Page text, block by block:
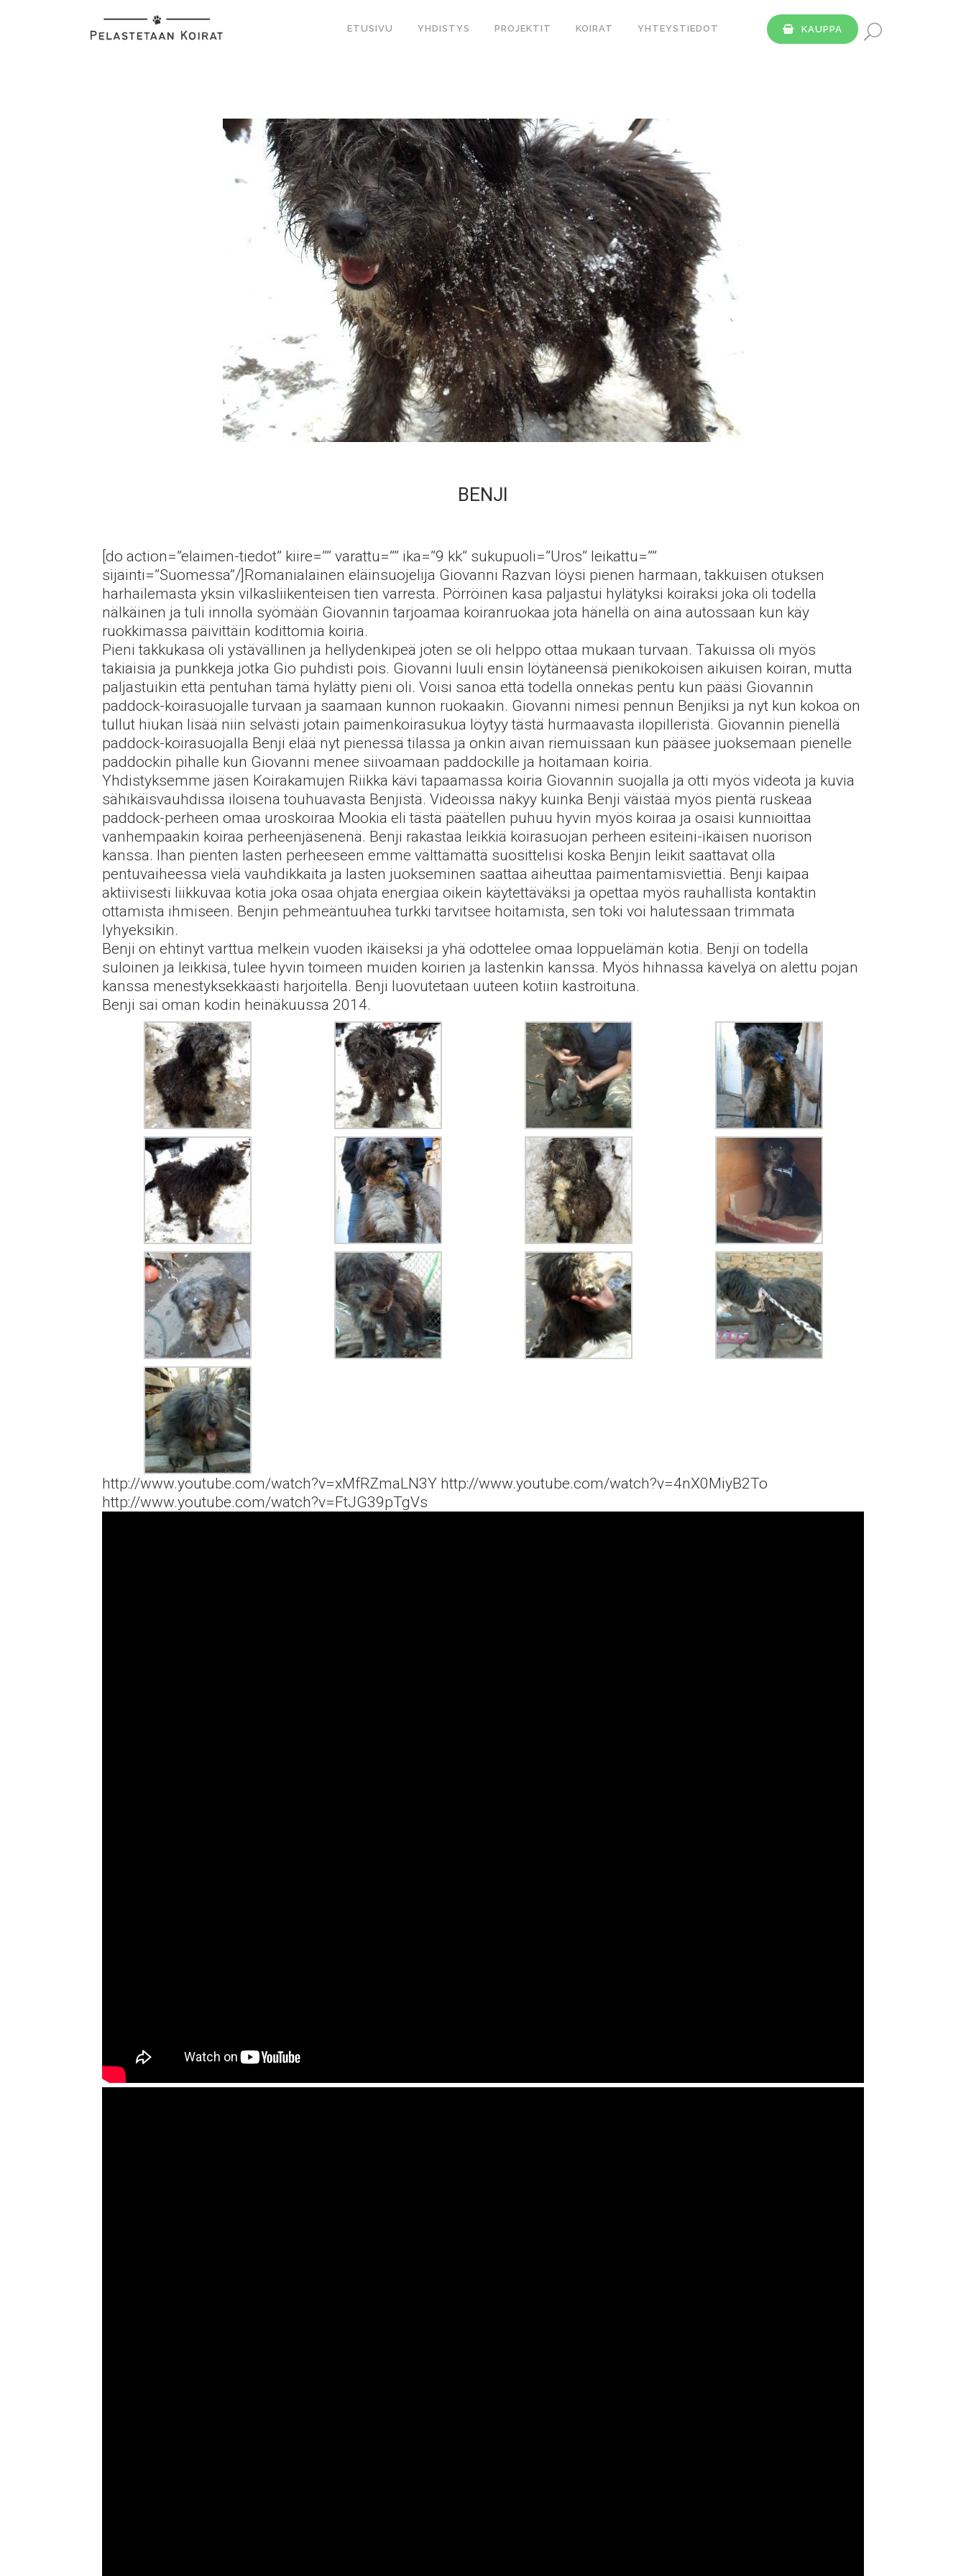
ETUSIVU YHDISTYS PROJEKTIT KOIRAT YHTEYSTIEDOT KAUPPA
BENJI
[do action=”elaimen-tiedot” kiire=”” varattu=”” ika=”9 kk” sukupuoli=”Uros” leikattu=””
sijainti=”Suomessa”/]Romanialainen eläinsuojelija Giovanni Razvan löysi pienen harmaan, takkuisen otuksen
harhailemasta yksin vilkasliikenteisen tien varresta. Pörröinen kasa paljastui hylätyksi koiraksi joka oli todella
nälkäinen ja tuli innolla syömään Giovannin tarjoamaa koiranruokaa jota hänellä on aina autossaan kun käy
ruokkimassa päivittäin kodittomia koiria.
Pieni takkukasa oli ystävällinen ja hellydenkipeä joten se oli helppo ottaa mukaan turvaan. Takuissa oli myös
takiaisia ja punkkeja jotka Gio puhdisti pois. Giovanni luuli ensin löytäneensä pienikokoisen aikuisen koiran, mutta
paljastuikin että pentuhan tämä hylätty pieni oli. Voisi sanoa että todella onnekas pentu kun pääsi Giovannin
paddock-koirasuojalle turvaan ja saamaan kunnon ruokaakin. Giovanni nimesi pennun Benjiksi ja nyt kun kokoa on
tullut hiukan lisää niin selvästi jotain paimenkoirasukua löytyy tästä hurmaavasta ilopilleristä. Giovannin pienellä
paddock-koirasuojalla Benji elää nyt pienessä tilassa ja onkin aivan riemuissaan kun pääsee juoksemaan pienelle
paddockin pihalle kun Giovanni menee siivoamaan paddockille ja hoitamaan koiria.
Yhdistyksemme jäsen Koirakamujen Riikka kävi tapaamassa koiria Giovannin suojalla ja otti myös videota ja kuvia
sähikäisvauhdissa iloisena touhuavasta Benjistä. Videoissa näkyy kuinka Benji väistää myös pientä ruskeaa
paddock-perheen omaa uroskoiraa Mookia eli tästä päätellen puhuu hyvin myös koiraa ja osaisi kunnioittaa
vanhempaakin koiraa perheenjäsenenä. Benji rakastaa leikkiä koirasuojan perheen esiteini-ikäisen nuorison
kanssa. Ihan pienten lasten perheeseen emme välttämättä suosittelisi koska Benjin leikit saattavat olla
pentuvaiheessa vielä vauhdikkaita ja lasten juokseminen saattaa aiheuttaa paimentamisviettiä. Benji kaipaa
aktiivisesti liikkuvaa kotia joka osaa ohjata energiaa oikein käytettäväksi ja opettaa myös rauhallista kontaktin
ottamista ihmiseen. Benjin pehmeäntuuhea turkki tarvitsee hoitamista, sen toki voi halutessaan trimmata
lyhyeksikin.
Benji on ehtinyt varttua melkein vuoden ikäiseksi ja yhä odottelee omaa loppuelämän kotia. Benji on todella
suloinen ja leikkisä, tulee hyvin toimeen muiden koirien ja lastenkin kanssa. Myös hihnassa kävelyä on alettu pojan
kanssa menestyksekkäästi harjoitella. Benji luovutetaan uuteen kotiin kastroituna.
Benji sai oman kodin heinäkuussa 2014.
http://www.youtube.com/watch?v=xMfRZmaLN3Y http://www.youtube.com/watch?v=4nX0MiyB2To
http://www.youtube.com/watch?v=FtJG39pTgVs